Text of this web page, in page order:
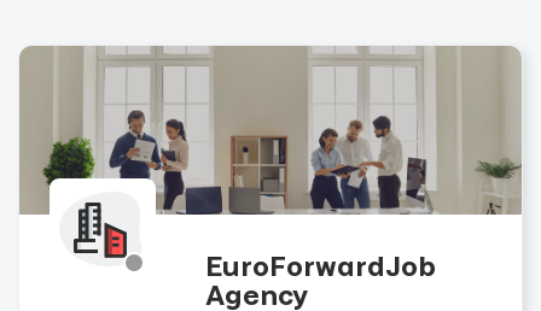
EuroForwardJob
Agency